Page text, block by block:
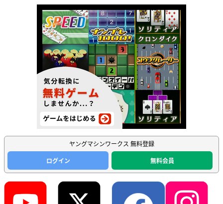
ヤングマシンワークス 無料登録
ログイン
無料会員